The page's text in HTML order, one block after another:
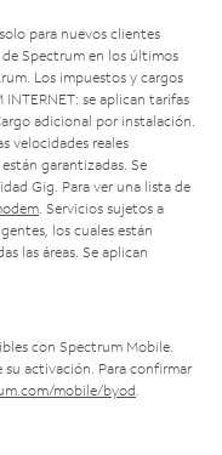
para nuevos clientes
Spectrum en los últimos
Los impuestos y cargos
INTERNET: se aplican tarifas
adicional por instalación.
velocidades reales
garantizadas. Se
Gig. Para ver una lista de
. Servicios sujetos a
los cuales están
las áreas. Se aplican
con Spectrum Mobile.
su activación. Para confirmar
mobile/byod